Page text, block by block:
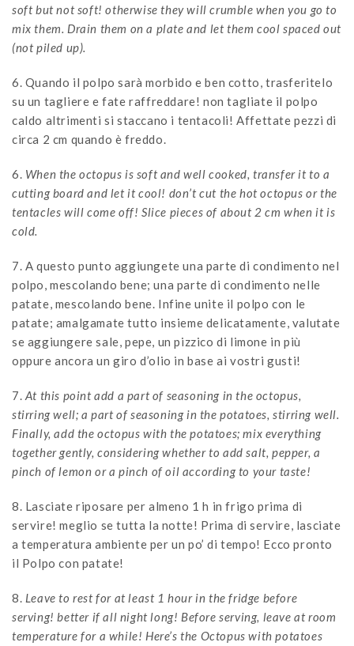
soft but not soft! otherwise they will crumble when you go to
mix them. Drain them on a plate and let them cool spaced out
(not piled up).
6. Quando il polpo sarà morbido e ben cotto, trasferitelo
su un tagliere e fate raffreddare! non tagliate il polpo
caldo altrimenti si staccano i tentacoli! Affettate pezzi di
circa 2 cm quando è freddo.
6. When the octopus is soft and well cooked, transfer it to a
cutting board and let it cool! don’t cut the hot octopus or the
tentacles will come off!Slice pieces of about 2 cm when it is
cold.
7. A questo punto aggiungete una parte di condimento nel
polpo, mescolando bene; una parte di condimento nelle
patate, mescolando bene. Infine unite il polpo con le
patate; amalgamate tutto insieme delicatamente, valutate
se aggiungere sale, pepe, un pizzico di limone in più
oppure ancora un giro d’olio in base ai vostri gusti!
7. At this point add a part of seasoning in the octopus,
stirring well; a part of seasoning in the potatoes, stirring well.
Finally, add the octopus with the potatoes; mix everything
together gently, considering whether to add salt, pepper, a
pinch of lemon or a pinch of oil according to your taste!
8. Lasciate riposare per almeno 1 h in frigo prima di
servire! meglio se tutta la notte! Prima di servire, lasciate
a temperatura ambiente per un po’ di tempo! Ecco pronto
il Polpo con patate!
8. Leave to rest for at least 1 hour in the fridge before
serving! better if all night long! Before serving, leave at room
temperature for a while! Here’s the Octopus with potatoes